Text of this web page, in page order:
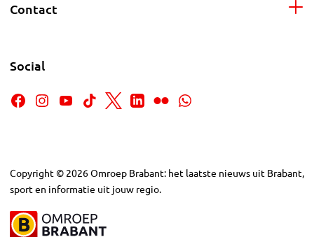
Contact
Social
Copyright © 2026Omroep Brabant: het laatste nieuws uit Brabant,
sport en informatie uit jouw regio.